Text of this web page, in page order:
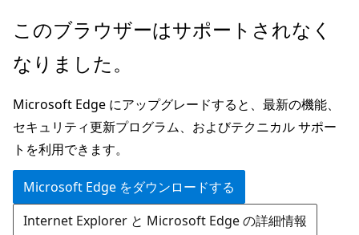
メ
ン
ン
テ
ン
ツ
に
ス
ペ
ジ
ナ
ビ
ゲ
ー
シ
ョ
このブラウザーはサポートされなく
なりました。
Microsoft Edge にアップグレードすると、最新の機能、
セキュリティ更新プログラム、およびテクニカル サポー
トを利用できます。
Microsoft Edge をダウンロードする
Internet Explorer と Microsoft Edge の詳細情報